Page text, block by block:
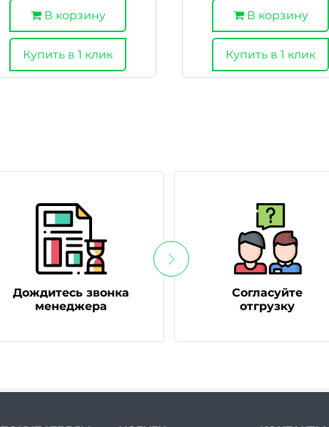
В корзину
Купить в 1 клик
В корзину
Купить в 1 клик
Дождитесь звонка
менеджера
Согласуйте
отгрузку